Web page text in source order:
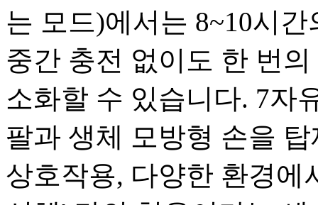
는 모드)에서는 8~10시
중간 충전 없이도 한 번
소화할 수 있습니다. 7자
팔과 생체 모방형 손을
상호작용, 다양한 환경에